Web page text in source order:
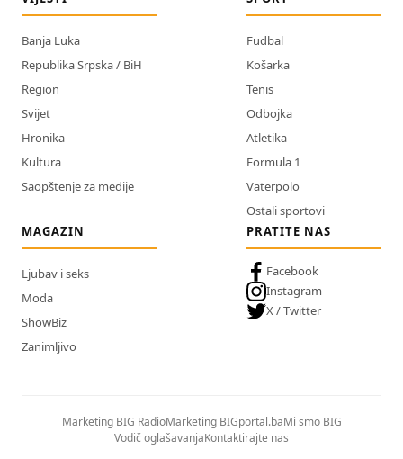
Banja Luka
Republika Srpska / BiH
Region
Svijet
Hronika
Kultura
Saopštenje za medije
Fudbal
Košarka
Tenis
Odbojka
Atletika
Formula 1
Vaterpolo
Ostali sportovi
MAGAZIN
Ljubav i seks
Moda
ShowBiz
Zanimljivo
PRATITE NAS
Facebook
Instagram
X / Twitter
Marketing BIG RadioMarketing BIGportal.baMi smo BIG
Vodič oglašavanjaKontaktirajte nas